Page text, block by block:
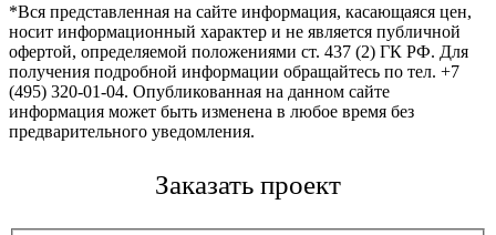
*Вся представленная на сайте информация, касающаяся цен,
носит информационный характер и не является публичной
офертой, определяемой положениями ст. 437 (2) ГК РФ. Для
получения подробной информации обращайтесь по тел. +7
(495) 320-01-04. Опубликованная на данном сайте
информация может быть изменена в любое время без
предварительного уведомления.
Заказать проект